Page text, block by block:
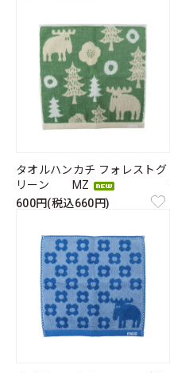
タオルハンカチ フォレストグ
リーン MZ
600円(税込660円)